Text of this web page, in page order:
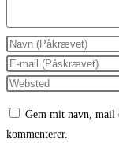
Enter
your
name
Enter
your
Enter
Gem mit navn, mail
kommenterer.